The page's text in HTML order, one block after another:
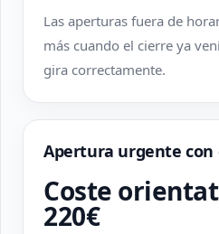
Las aperturas fuera de
más cuando el cierre ya
gira correctamente.
Apertura urgente con
Coste
220€